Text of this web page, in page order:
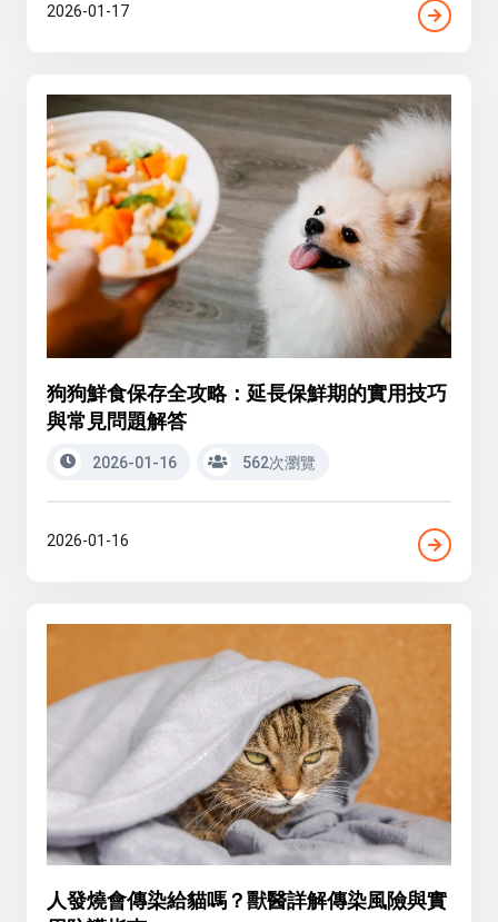
2026-01-17
狗狗鮮食保存全攻略：延長保鮮期的實用技巧
與常見問題解答
2026-01-16 562次瀏覽
2026-01-16
人發燒會傳染給貓嗎？獸醫詳解傳染風險與實